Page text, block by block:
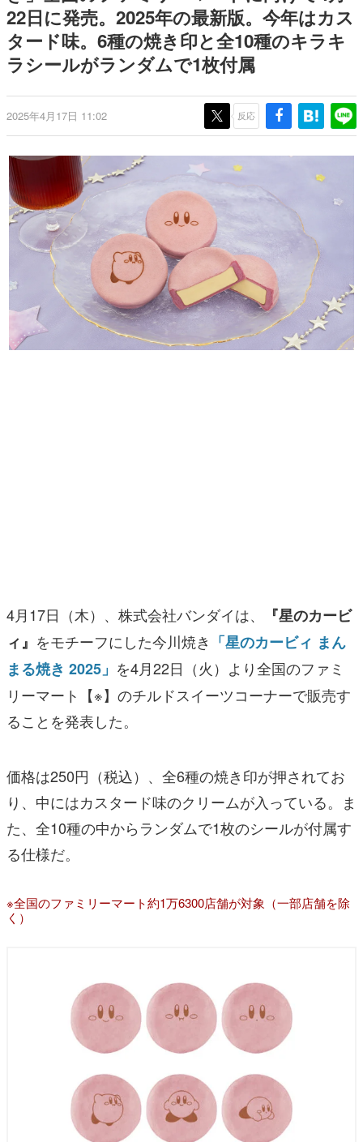
この物語を解いてはいけない。『赫本』は、〈試験問題〉
の形をした短編ホラー小説集です。
新世代に訊く
これからのデジタルゲーム市場を担う若きクリエイター達
ゲーム世代の作家たち
ゲームに多大な影響を受けた作家さんに取材し、ゲームが
画です。
日本モバイルゲーム産業史
日本のモバイルゲーム史における主要なトピック・タイト
ルを網羅するほか、開発者へのインタビューや識者による
解説を掲載。約20年の歴史が一望できる決定版！
若ゲのいたり〜ゲームクリエイターの青春〜
『うつヌケ』『ペンと箸』等で知られるマンガ家・田中圭
一先生によるゲーム業界レポートマンガです。
なんでゲームは面白い？
ゲーム開発者・hamatsu氏がゲームの魅力を画面や操作の
具体的な形から解き明かしていく、硬派で骨太な評論連載
その他
電ファミニコゲーマーとは？
運営：株式会社マレ
22日に発売。2025年の最新版。今年はカス
タード味。6種の焼き印と全10種のキラキ
ラシールがランダムで1枚付属
2025年4月17日 11:02 反応
4月17日（木）、株式会社バンダイは、
『星のカービ
ィ』 をモチーフにした今川焼き 「星のカービィ まん
まる焼き 2025」 を4月22日（火）より全国のファミ
リーマート【※】のチルドスイーツコーナーで販売す
ることを発表した。
価格は250円（税込）、全6種の焼き印が押されてお
り、中にはカスタード味のクリームが入っている。ま
た、全10種の中からランダムで1枚のシールが付属す
る仕様だ。
※全国のファミリーマート約1万6300店舗が対象（一部店舗を除
く）